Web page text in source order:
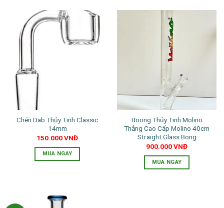
Chén Dab Thủy Tinh Classic
14mm
150.000VNĐ
MUA NGAY
Boong Thủy Tinh Molino
Thẳng Cao Cấp Molino 40cm
Straight Glass Bong
900.000VNĐ
MUA NGAY